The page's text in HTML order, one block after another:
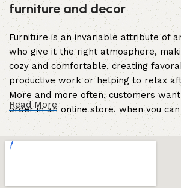
furniture and decor
Furniture is an invariable attribute of
who give it the right atmosphere,
cozy and comfortable, creating
productive work or helping to relax
More and more often, customers
order in an online store, when you
computer in your free time, arrange
photo and calmly buy the furniture
store has a large catalog of furniture:
Read More